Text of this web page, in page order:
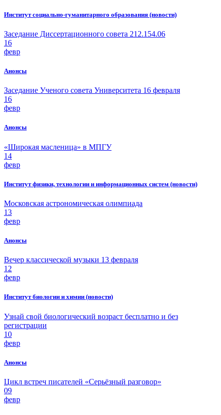
Институт социально-гуманитарного образования (новости)
Заседание Диссертационного совета 212.154.06
16
февр
Анонсы
Заседание Ученого совета Университета 16 февраля
16
февр
Анонсы
«Широкая масленица» в МПГУ
14
февр
Институт физики, технологии и информационных систем (новости)
Московская астрономическая олимпиада
13
февр
Анонсы
Вечер классической музыки 13 февраля
12
февр
Институт биологии и химии (новости)
Узнай свой биологический возраст бесплатно и без
регистрации
10
февр
Анонсы
Цикл встреч писателей «Серьёзный разговор»
09
февр